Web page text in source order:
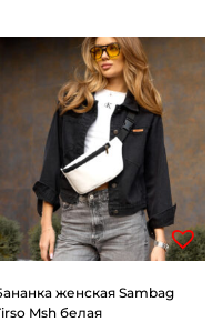
женская Sambag
Msh белая